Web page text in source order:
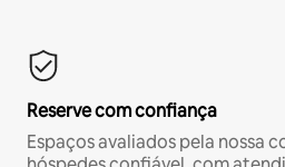
Reserve com confiança
Espaços avaliados pela nossa